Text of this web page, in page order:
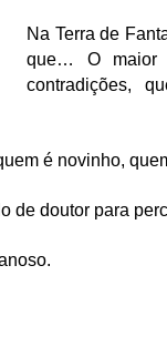
Na Terra de
que… O maior
contradições,
é novinho,
de doutor para